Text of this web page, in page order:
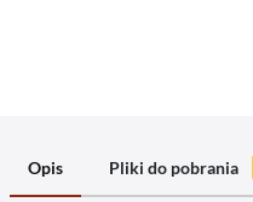
Opis Pliki do pobrania